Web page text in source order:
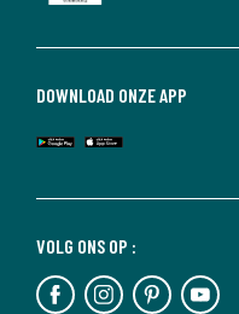
VOLG ONS OP :
DOWNLOAD ONZE APP